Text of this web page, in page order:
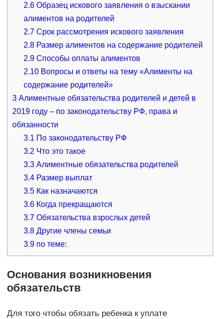
2.6 Образец искового заявления о взыскании
алиментов на родителей
2.7 Cрок рассмотрения искового заявления
2.8 Размер алиментов на содержание родителей
2.9 Способы оплаты алиментов
2.10 Вопросы и ответы на тему «Алименты на
содержание родителей»
3Алиментные обязательства родителей и детей в
2019 году – по законодательству РФ, права и
обязанности
3.1 По законодательству РФ
3.2 Что это такое
3.3 Алиментные обязательства родителей
3.4 Размер выплат
3.5 Как назначаются
3.6 Когда прекращаются
3.7 Обязательства взрослых детей
3.8 Другие члены семьи
3.9 по теме:
Основания возникновения
обязательств
Для того чтобы обязать ребенка к уплате